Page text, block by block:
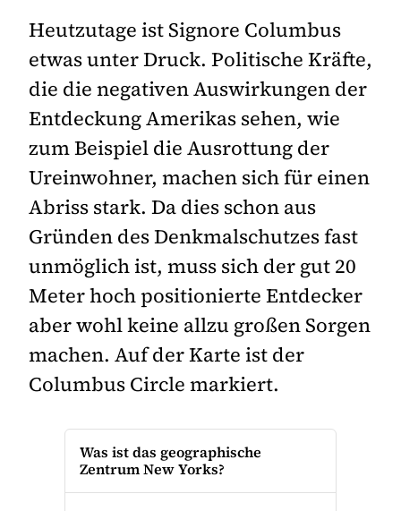
Heutzutage ist Signore Columbus
etwas unter Druck. Politische Kräfte,
die die negativen Auswirkungen der
Entdeckung Amerikas sehen, wie
zum Beispiel die Ausrottung der
Ureinwohner, machen sich für einen
Abriss stark. Da dies schon aus
Gründen des Denkmalschutzes fast
unmöglich ist, muss sich der gut 20
Meter hoch positionierte Entdecker
aber wohl keine allzu großen Sorgen
machen. Auf der Karte ist der
Columbus Circle markiert.
Was ist das geographische
Zentrum New Yorks?